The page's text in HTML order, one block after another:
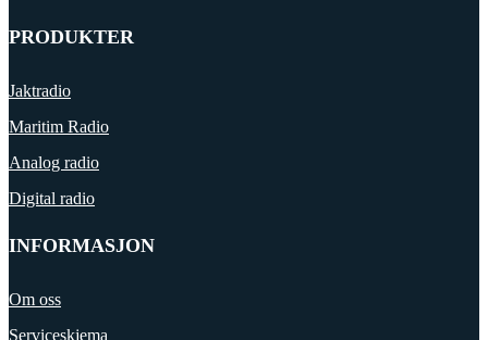
PRODUKTER
Jaktradio
Maritim Radio
Analog radio
Digital radio
INFORMASJON
Om oss
Serviceskjema